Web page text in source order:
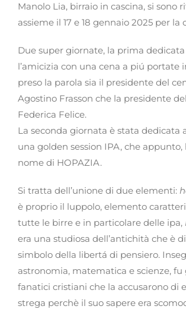
Manolo Lia, birraio in cascina, si sono
assieme il 17 e 18 gennaio 2025 per la
Due super giornate, la prima
l’amicizia con una cena a piú portate
preso la parola sia il presidente del
Agostino Frasson che la presidente
Federica Felice.
La seconda giornata è stata dedicata
una golden session IPA, che appunto,
nome di HOPAZIA.
Si tratta dell’unione di due elementi:
è proprio il luppolo, elemento
tutte le birre e in particolare delle ipa,
era una studiosa dell’antichità che è
simbolo della libertá di pensiero.
astronomia, matematica e scienze, fu
fanatici cristiani che la accusarono di
strega perchè il suo sapere era